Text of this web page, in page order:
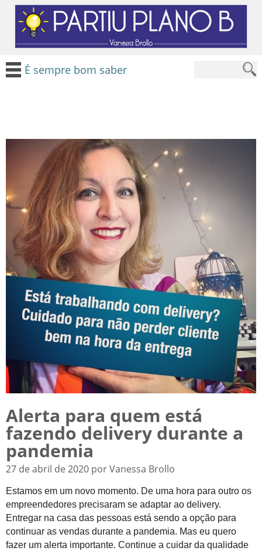
É sempre bom saber
Alerta para quem está
fazendo delivery durante a
pandemia
27 de abril de 2020 por Vanessa Brollo
Estamos em um novo momento. De uma hora para outro os
empreendedores precisaram se adaptar ao delivery.
Entregar na casa das pessoas está sendo a opção para
continuar as vendas durante a pandemia. Mas eu quero
fazer um alerta importante. Continue a cuidar da qualidade